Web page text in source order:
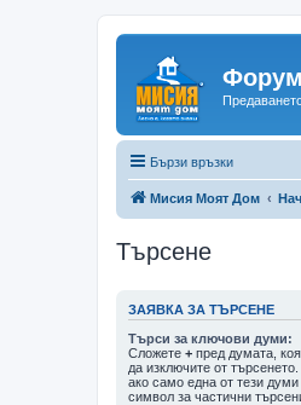
Бързи връзки
Мисия Моят Дом
Търсене
ЗАЯВКА ЗА ТЪРСЕНЕ
Търси за ключови думи:
Сложете + пред думата,
да изключите от
ако само една от тези
символ за частични